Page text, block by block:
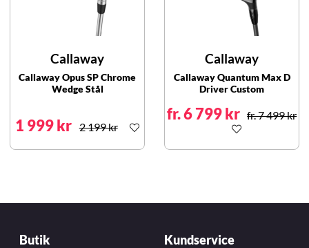
Callaway
Callaway Opus SP Chrome
Wedge Stål
1 999 kr 2 199 kr
Callaway
Callaway Quantum Max D
Driver Custom
fr. 6 799 kr fr. 7 499 kr
Butik Kundservice